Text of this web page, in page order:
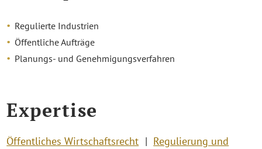
Regulierte Industrien
Öffentliche Aufträge
Planungs- und Genehmigungsverfahren
Expertise
Öffentliches Wirtschaftsrecht
Regulierung und